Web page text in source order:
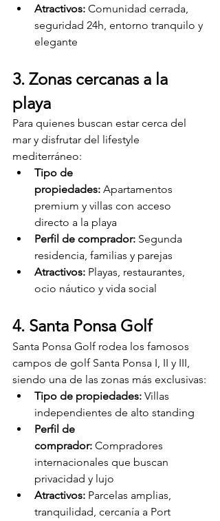
Atractivos: Comunidad cerrada,
seguridad 24h, entorno tranquilo y
elegante
3. Zonas cercanas a la
playa
Para quienes buscan estar cerca del
mar y disfrutar del lifestyle
mediterráneo:
Tipo de
propiedades: Apartamentos
premium y villas con acceso
directo a la playa
Perfil de comprador: Segunda
residencia, familias y parejas
Atractivos: Playas, restaurantes,
ocio náutico y vida social
4. Santa Ponsa Golf
Santa Ponsa Golf rodea los famosos
campos de golf Santa Ponsa I, II y III,
siendo una de las zonas más exclusivas:
Tipo de propiedades: Villas
independientes de alto standing
Perfil de
comprador: Compradores
internacionales que buscan
privacidad y lujo
Atractivos: Parcelas amplias,
tranquilidad, cercanía a Port